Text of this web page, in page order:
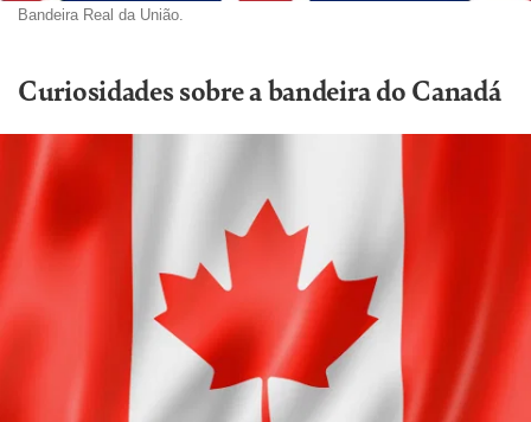
Bandeira Real da União.
Curiosidades sobre a bandeira do Canadá